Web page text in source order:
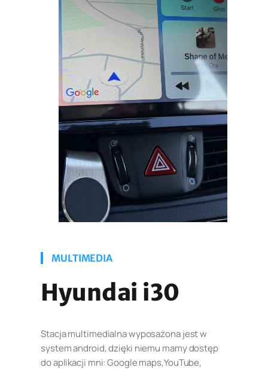
MULTIMEDIA
Hyundai i30
Stacja multimedialna wyposażona jest w
system android, dzięki niemu mamy dostęp
do aplikacji mni: Google maps,YouTube,